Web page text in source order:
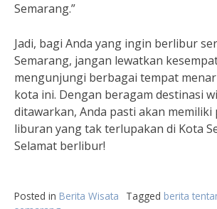
Semarang.”
Jadi, bagi Anda yang ingin berlibur
Semarang, jangan lewatkan
mengunjungi berbagai tempat
kota ini. Dengan beragam destinasi
ditawarkan, Anda pasti akan memiliki
liburan yang tak terlupakan di Kota
Selamat berlibur!
Posted in Berita Wisata Tagged berita